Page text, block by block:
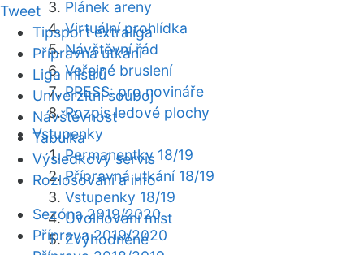
Plánek areny
Virtuální prohlídka
Návštěvní řád
Veřejné bruslení
PRESS: pro novináře
Rozpis ledové plochy
Vstupenky
Permanentky 18/19
Přípravná utkání 18/19
Vstupenky 18/19
Uvolňování míst
Zvýhodněné
Tweet
Tipsport extraliga
Přípravná utkání
Liga mistrů
Univerzitní souboj
Návštěvnost
Tabulka
Výsledkový servis
Rozlosování a info
Sezóna 2019/2020
Příprava 2019/2020